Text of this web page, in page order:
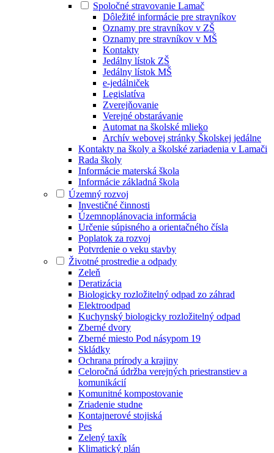
Spoločné stravovanie Lamač
Dôležité informácie pre stravníkov
Oznamy pre stravníkov v ZŠ
Oznamy pre stravníkov v MŠ
Kontakty
Jedálny lístok ZŠ
Jedálny lístok MŠ
e-jedálniček
Legislatíva
Zverejňovanie
Verejné obstarávanie
Automat na školské mlieko
Archív webovej stránky Školskej jedálne
Kontakty na školy a školské zariadenia v Lamači
Rada školy
Informácie materská škola
Informácie základná škola
Územný rozvoj
Investičné činnosti
Územnoplánovacia informácia
Určenie súpisného a orientačného čísla
Poplatok za rozvoj
Potvrdenie o veku stavby
Životné prostredie a odpady
Zeleň
Deratizácia
Biologicky rozložitelný odpad zo záhrad
Elektroodpad
Kuchynský biologicky rozložitelný odpad
Zberné dvory
Zberné miesto Pod násypom 19
Skládky
Ochrana prírody a krajiny
Celoročná údržba verejných priestranstiev a
komunikácií
Komunitné kompostovanie
Zriadenie studne
Kontajnerové stojiská
Pes
Zelený taxík
Klimatický plán